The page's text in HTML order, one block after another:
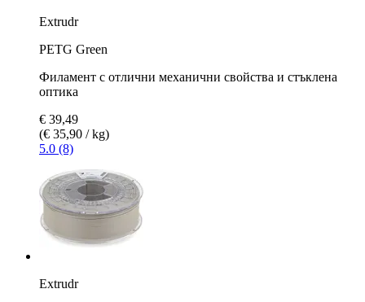
Extrudr
PETG Green
Филамент с отлични механични свойства и стъклена
оптика
€ 39,49
(€ 35,90 / kg)
5.0 (8)
Extrudr